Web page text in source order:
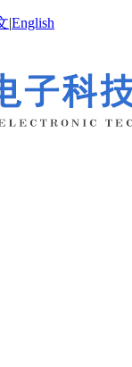
|English